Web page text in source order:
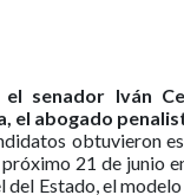
senador Iván
el abogado
obtuvieron
21 de junio
Estado, el